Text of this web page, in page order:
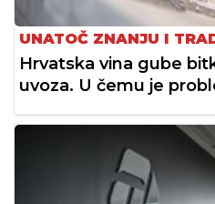
UNATOČ ZNANJU I
Hrvatska vina gube
uvoza. U čemu je